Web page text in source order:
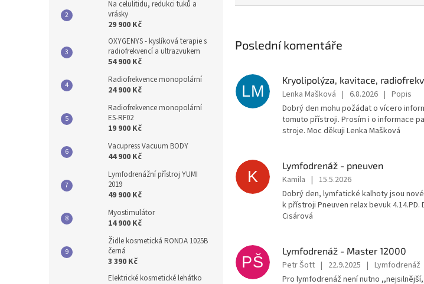
Na celulitidu, redukci tuků a
vrásky
29 900 Kč
OXYGENYS - kyslíková terapie s
radiofrekvencí a ultrazvukem
54 900 Kč
Radiofrekvence monopolární
24 900 Kč
Radiofrekvence monopolární
ES-RF02
19 900 Kč
Vacupress Vacuum BODY
44 900 Kč
Lymfodrenážní přístroj YUMI
2019
49 900 Kč
Myostimulátor
14 900 Kč
Židle kosmetická RONDA 1025B
černá
3 390 Kč
Elektrické kosmetické lehátko
Poslední komentáře
LM Lenka Mašková | 6.8.2026 | Popis
Dobrý den mohu požádat o vícero
tomuto přístroji. Prosím i o informace
stroje. Moc děkuji Lenka Mašková
K
Lymfodrenáž - pneuven
Kamila | 15.5.2026
Dobrý den, lymfatické kalhoty jsou
k přístroji Pneuven relax bevuk 4.14.PD.
Cisárová
PŠ
Lymfodrenáž - Master 12000
Petr Šott | 22.9.2025 | Lymfodrenáž
Pro lymfodrenáž není nutno